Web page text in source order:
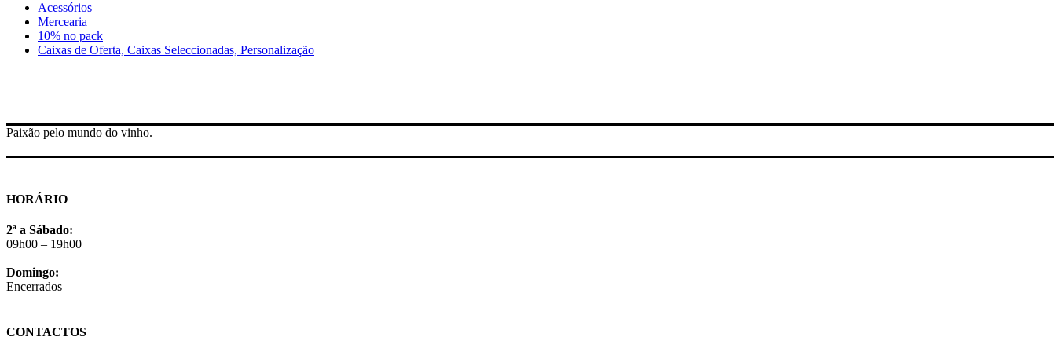
Acessórios
Mercearia
10% no pack
Caixas de Oferta, Caixas Seleccionadas, Personalização
Paixão pelo mundo do vinho.
HORÁRIO
2ª a Sábado:
09h00 – 19h00
Domingo:
Encerrados
CONTACTOS